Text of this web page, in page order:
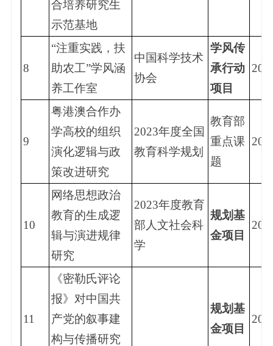
合培养研究生
示范基地
8
“注重实践，扶
助农工”学风涵
养工作室
中国科学技术
协会
学风传
承行动
项目
9
粤港澳合作办
学高校的组织
演化逻辑与政
策改进研究
2023年度全国
教育科学规划
教育部
重点课
题
10
网络思想政治
教育的生成逻
辑与演进规律
研究
2023年度教育
部人文社会科
学
规划基
金项目
11
《密勒氏评论
报》对中国共
产党的叙事建
构与传播研究
规划基
金项目